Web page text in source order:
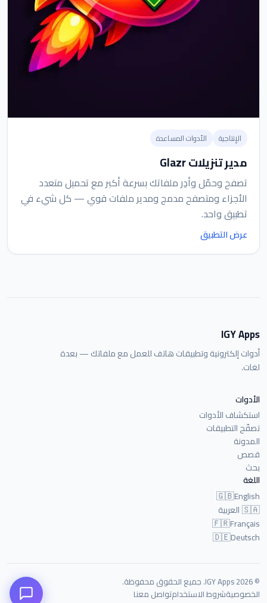
الإنتاجية الأدوات المساعدة
مدير تنزيلات Glazr
تصفح وحمّل وأدِر ملفاتك بسرعة أكبر مع تحميل متعدد
الأجزاء ومتصفح مدمج ومدير ملفات قوي — كل شيء في
تطبيق واحد.
عرض التطبيق
IGY Apps
أدوات إلكترونية وتطبيقات هاتف للعمل مع ملفاتك — بعدة
لغات.
الأدوات
استكشاف الأدوات
تصفّح التطبيقات
المدونة
قصص
بحث
اللغة
🇬🇧English
🇸🇦العربية
🇫🇷Français
🇩🇪Deutsch
© 2026 IGY Apps. جميع الحقوق محفوظة.
الخصوصيةشروط الاستخدامتواصل معنا